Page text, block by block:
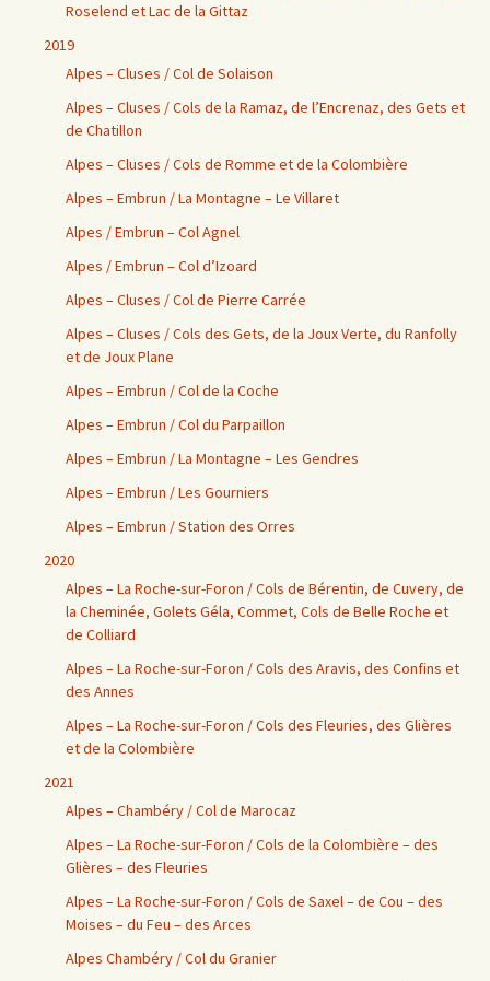
Roselend et Lac de la Gittaz
2019
Alpes – Cluses / Col de Solaison
Alpes – Cluses / Cols de la Ramaz, de l’Encrenaz, des Gets et
de Chatillon
Alpes – Cluses / Cols de Romme et de la Colombière
Alpes – Embrun / La Montagne – Le Villaret
Alpes / Embrun – Col Agnel
Alpes / Embrun – Col d’Izoard
Alpes – Cluses / Col de Pierre Carrée
Alpes – Cluses / Cols des Gets, de la Joux Verte, du Ranfolly
et de Joux Plane
Alpes – Embrun / Col de la Coche
Alpes – Embrun / Col du Parpaillon
Alpes – Embrun / La Montagne – Les Gendres
Alpes – Embrun / Les Gourniers
Alpes – Embrun / Station des Orres
2020
Alpes – La Roche-sur-Foron / Cols de Bérentin, de Cuvery, de
la Cheminée, Golets Géla, Commet, Cols de Belle Roche et
de Colliard
Alpes – La Roche-sur-Foron / Cols des Aravis, des Confins et
des Annes
Alpes – La Roche-sur-Foron / Cols des Fleuries, des Glières
et de la Colombière
2021
Alpes – Chambéry / Col de Marocaz
Alpes – La Roche-sur-Foron / Cols de la Colombière – des
Glières – des Fleuries
Alpes – La Roche-sur-Foron / Cols de Saxel – de Cou – des
Moises – du Feu – des Arces
Alpes Chambéry / Col du Granier